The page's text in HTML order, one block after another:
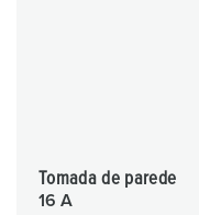
Tomada de parede
16 A